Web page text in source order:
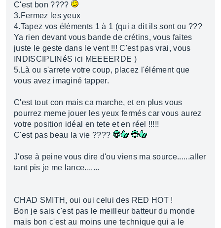
C'est bon ????
3.Fermez les yeux
4.Tapez vos éléments 1 à 1 (qui a dit ils sont ou ???
Ya rien devant vous bande de crétins, vous faites
juste le geste dans le vent !!! C'est pas vrai, vous
INDISCIPLINéS ici MEEEERDE )
5.Là ou s'arrete votre coup, placez l'élément que
vous avez imaginé tapper.
C'est tout con mais ca marche, et en plus vous
pourrez meme jouer les yeux fermés car vous aurez
votre position idéal en tete et en réel !!!!!
C'est pas beau la vie ????
J'ose à peine vous dire d'ou viens ma source......aller
tant pis je me lance.......
CHAD SMITH, oui oui celui des RED HOT !
Bon je sais c'est pas le meilleur batteur du monde
mais bon c'est au moins une technique qui a le